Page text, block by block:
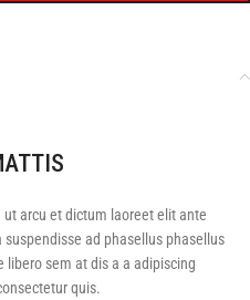
arcu et dictum laoreet elit ante
ad phasellus phasellus
libero sem at dis a a adipiscing
quis.